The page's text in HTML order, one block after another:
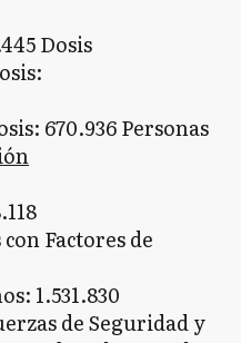
Dosis
670.936 Personas
con Factores de
1.531.830
de Seguridad y